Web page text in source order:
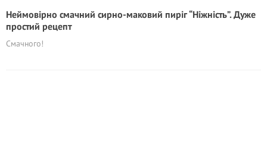
Неймовірно смачний сирно-маковий пиріг “Ніжність”. Дуже
простий рецепт
Смачного!